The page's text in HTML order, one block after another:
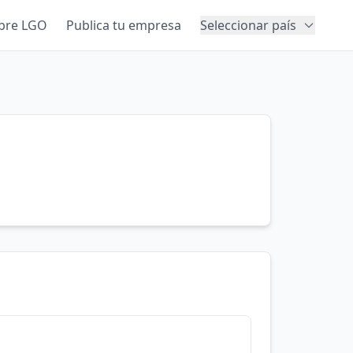
LGO Publica tu empresa Seleccionar país